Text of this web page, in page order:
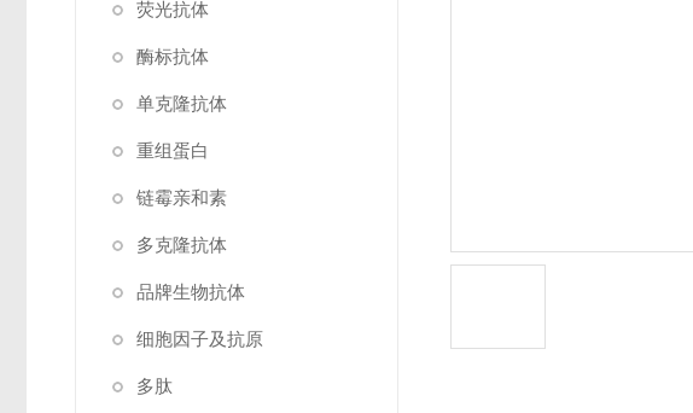
荧光抗体
酶标抗体
单克隆抗体
重组蛋白
链霉亲和素
多克隆抗体
品牌生物抗体
细胞因子及抗原
多肽